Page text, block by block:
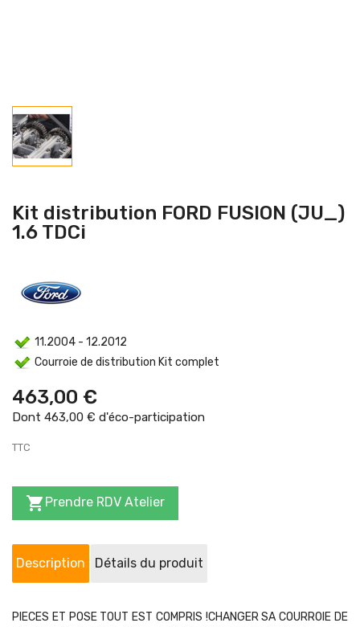
Kit distribution FORD FUSION (JU_)
1.6 TDCi
11.2004 - 12.2012
Courroie de distribution Kit complet
463,00 €
Dont 463,00 € d'éco-participation
TTC
 Prendre RDV Atelier
Description Détails du produit
PIECES ET POSE TOUT EST COMPRIS !CHANGER SA COURROIE DE